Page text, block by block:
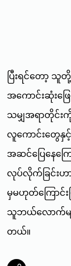
ပြီးရင်တော့
အကောင်းဆုံးဖ
သမျှအရာတိုင်
လူကောင်းတွေ
အဆင်ပြေနေက
လုပ်လိုက်ခြင်း
မှမဟုတ်ကြောင်
သူဘယ်လောက်မျ
တယ်။